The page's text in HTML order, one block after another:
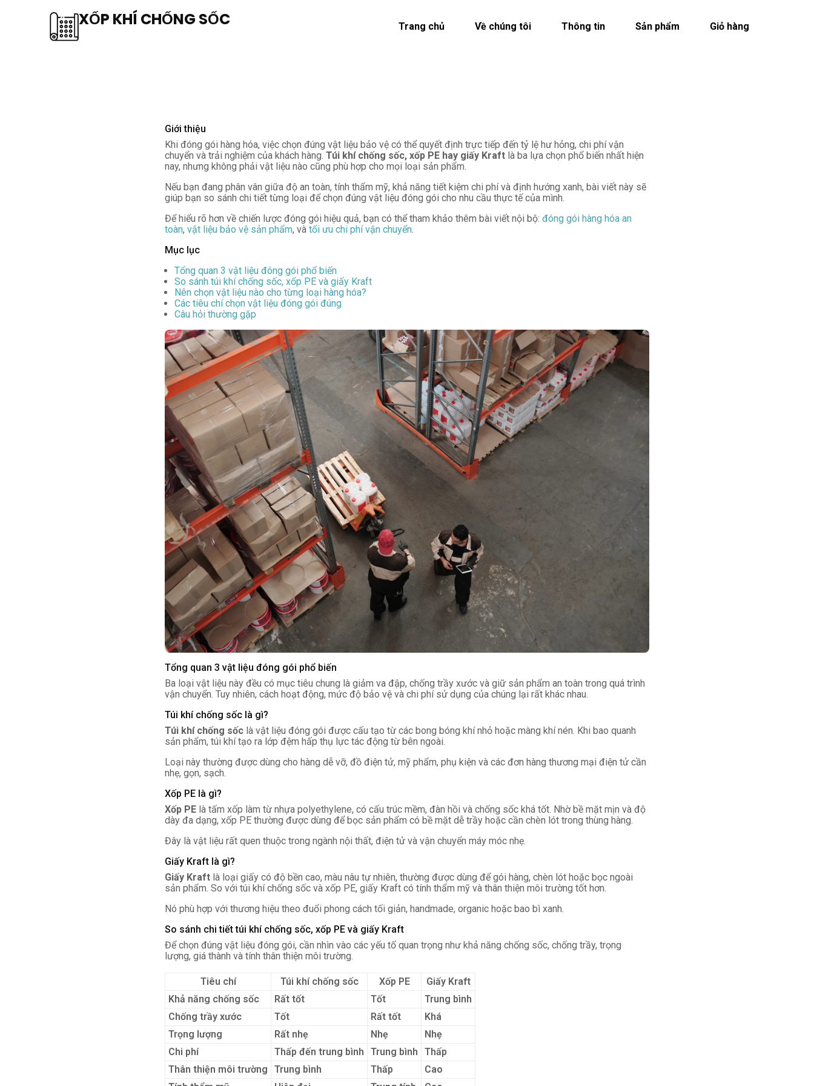
XỐP KHÍ CHỐNG SỐC Trang chủ Về chúng tôi Thông tin Sản phẩm Giỏ hàng
Giới thiệu
Khi đóng gói hàng hóa, việc chọn đúng vật liệu bảo vệ có thể quyết định trực tiếp đến tỷ lệ hư hỏng, chi phí vận
chuyển và trải nghiệm của khách hàng. Túi khí chống sốc, xốp PE hay giấy Kraft là ba lựa chọn phổ biến nhất hiện
nay, nhưng không phải vật liệu nào cũng phù hợp cho mọi loại sản phẩm.
Nếu bạn đang phân vân giữa độ an toàn, tính thẩm mỹ, khả năng tiết kiệm chi phí và định hướng xanh, bài viết này sẽ
giúp bạn so sánh chi tiết từng loại để chọn đúng vật liệu đóng gói cho nhu cầu thực tế của mình.
Để hiểu rõ hơn về chiến lược đóng gói hiệu quả, bạn có thể tham khảo thêm bài viết nội bộ: đóng gói hàng hóa an
toàn, vật liệu bảo vệ sản phẩm, và tối ưu chi phí vận chuyển.
Mục lục
Tổng quan 3 vật liệu đóng gói phổ biến
So sánh túi khí chống sốc, xốp PE và giấy Kraft
Nên chọn vật liệu nào cho từng loại hàng hóa?
Các tiêu chí chọn vật liệu đóng gói đúng
Câu hỏi thường gặp
Tổng quan 3 vật liệu đóng gói phổ biến
Ba loại vật liệu này đều có mục tiêu chung là giảm va đập, chống trầy xước và giữ sản phẩm an toàn trong quá trình
vận chuyển. Tuy nhiên, cách hoạt động, mức độ bảo vệ và chi phí sử dụng của chúng lại rất khác nhau.
Túi khí chống sốc là gì?
Túi khí chống sốc là vật liệu đóng gói được cấu tạo từ các bong bóng khí nhỏ hoặc màng khí nén. Khi bao quanh
sản phẩm, túi khí tạo ra lớp đệm hấp thụ lực tác động từ bên ngoài.
Loại này thường được dùng cho hàng dễ vỡ, đồ điện tử, mỹ phẩm, phụ kiện và các đơn hàng thương mại điện tử cần
nhẹ, gọn, sạch.
Xốp PE là gì?
Xốp PE là tấm xốp làm từ nhựa polyethylene, có cấu trúc mềm, đàn hồi và chống sốc khá tốt. Nhờ bề mặt mịn và độ
dày đa dạng, xốp PE thường được dùng để bọc sản phẩm có bề mặt dễ trầy hoặc cần chèn lót trong thùng hàng.
Đây là vật liệu rất quen thuộc trong ngành nội thất, điện tử và vận chuyển máy móc nhẹ.
Giấy Kraft là gì?
Giấy Kraft là loại giấy có độ bền cao, màu nâu tự nhiên, thường được dùng để gói hàng, chèn lót hoặc bọc ngoài
sản phẩm. So với túi khí chống sốc và xốp PE, giấy Kraft có tính thẩm mỹ và thân thiện môi trường tốt hơn.
Nó phù hợp với thương hiệu theo đuổi phong cách tối giản, handmade, organic hoặc bao bì xanh.
So sánh chi tiết túi khí chống sốc, xốp PE và giấy Kraft
Để chọn đúng vật liệu đóng gói, cần nhìn vào các yếu tố quan trọng như khả năng chống sốc, chống trầy, trọng
lượng, giá thành và tính thân thiện môi trường.
Tiêu chí Túi khí chống sốc Xốp PE
Giấy Kraft
Khả năng chống sốc
Rất tốt Tốt
Trung bình
Chống trầy xước
Tốt Rất tốt
Khá
Trọng lượng
Rất nhẹ Nhẹ
Nhẹ
Chi phí
Thấp đến trung bình Trung bình
Thấp
Thân thiện môi trường
Trung bình Thấp
Cao